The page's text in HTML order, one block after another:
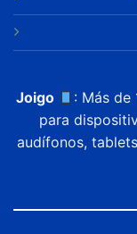
Joigo
: Más de
para
audífonos,